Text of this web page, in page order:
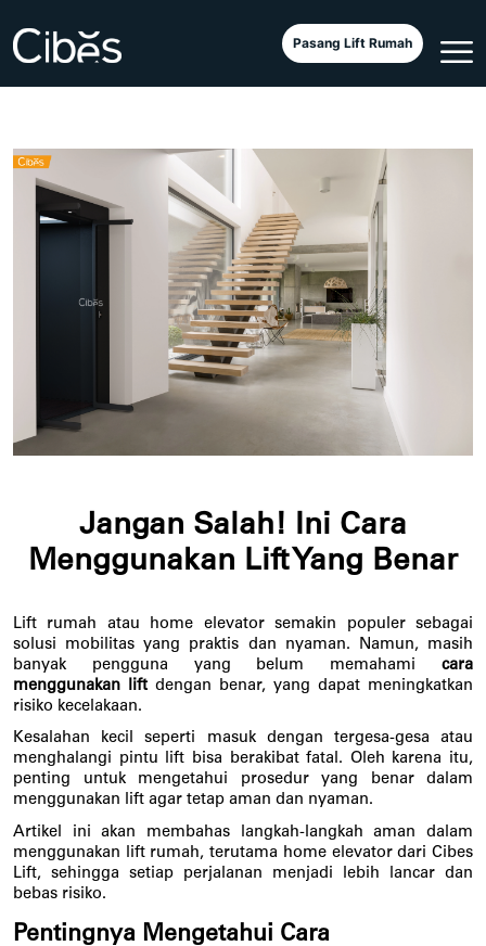
Pasang Lift Rumah
Jangan Salah! Ini Cara
Menggunakan Lift Yang Benar
Lift rumah atau home elevator semakin populer sebagai
solusi mobilitas yang praktis dan nyaman. Namun, masih
banyak pengguna yang belum memahami cara
menggunakan lift dengan benar, yang dapat meningkatkan
risiko kecelakaan.
Kesalahan kecil seperti masuk dengan tergesa-gesa atau
menghalangi pintu lift bisa berakibat fatal. Oleh karena itu,
penting untuk mengetahui prosedur yang benar dalam
menggunakan lift agar tetap aman dan nyaman.
Artikel ini akan membahas langkah-langkah aman dalam
menggunakan lift rumah, terutama home elevator dari Cibes
Lift, sehingga setiap perjalanan menjadi lebih lancar dan
bebas risiko.
Pentingnya Mengetahui Cara